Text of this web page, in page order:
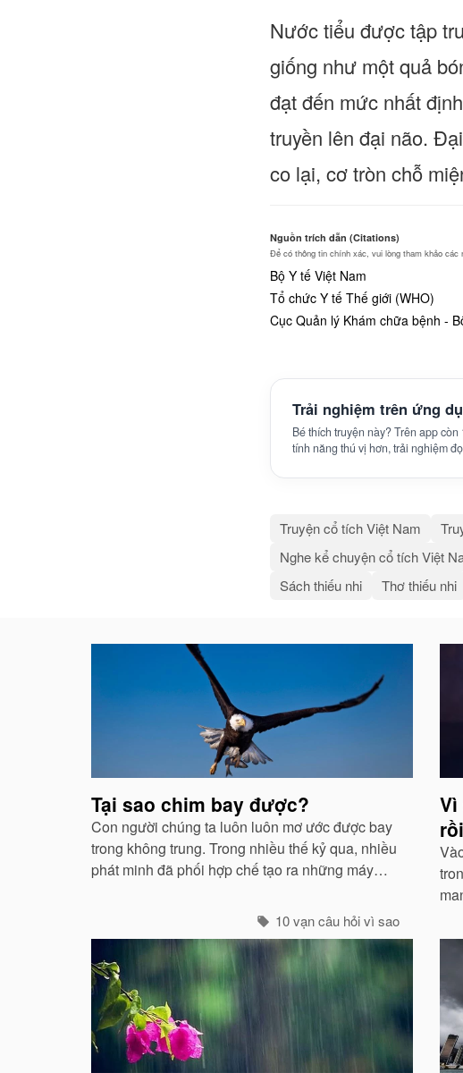
Nước tiểu được tập
giống như một quả
đạt đến mức nhất
truyền lên đại não.
co lại, cơ tròn chỗ
Nguồn trích dẫn (Citations)
Để có thông tin chính xác, vui lòng tham khảo các
Bộ Y tế Việt Nam
Tổ chức Y tế Thế giới (WHO)
Cục Quản lý Khám chữa bệnh -
Trải nghiệm trên ứng
Bé thích truyện này? Trên app
tính năng thú vị hơn, trải nghiệm
Truyện cổ tích Việt Nam
Nghe kể chuyện cổ tích Việt
Sách thiếu nhi
Thơ thiếu nhi
Bài
liên
quan
Tại sao chim bay được?
Con người chúng ta luôn luôn mơ ước được bay
trong không trung. Trong nhiều thế kỷ qua, nhiều
phát minh đã phối hợp chế tạo ra những máy
10 vạn câu hỏi vì sao
hai